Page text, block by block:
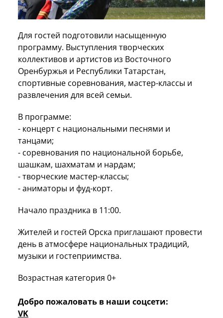
Для гостей подготовили насыщенную
программу. Выступления творческих
коллективов и артистов из Восточного
Оренбуржья и Республики Татарстан,
спортивные соревнования, мастер-классы и
развлечения для всей семьи.
В программе:
- концерт с национальными песнями и
танцами;
- соревнования по национальной борьбе,
шашкам, шахматам и нардам;
- творческие мастер-классы;
- аниматоры и фуд-корт.
Начало праздника в 11:00.
Жителей и гостей Орска приглашают провести
день в атмосфере национальных традиций,
музыки и гостеприимства.
Возрастная категория 0+
Добро пожаловать в наши соцсети:
VK